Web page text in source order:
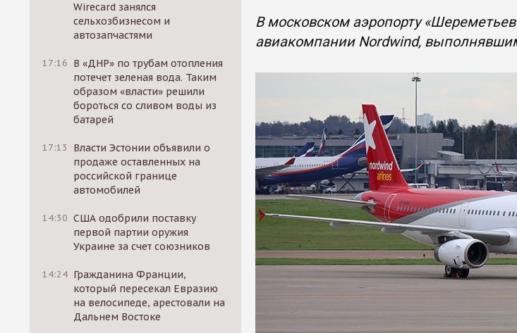
Wirecard занялся
сельхозбизнесом и
автозапчастями
17:16 В «ДНР» по трубам отопления
потечет зеленая вода. Таким
образом «власти» решили
бороться со сливом воды из
батарей
17:13
Власти Эстонии объявили о
продаже оставленных на
российской границе
автомобилей
14:30 США одобрили поставку
первой партии оружия
Украине за счет союзников
14:24 Гражданина Франции,
который пересекал Евразию
на велосипеде, арестовали на
Дальнем Востоке
В московском аэропорту
авиакомпании Nordwind,